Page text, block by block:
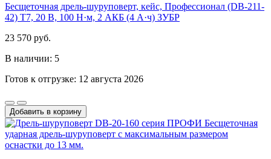
Бесщеточная дрель-шуруповерт, кейс, Профессионал (DB-211-
42) Т7, 20 В, 100 Н·м, 2 АКБ (4 А·ч) ЗУБР
23 570 руб.
В наличии: 5
Готов к отгрузке: 12 августа 2026
Добавить в корзину